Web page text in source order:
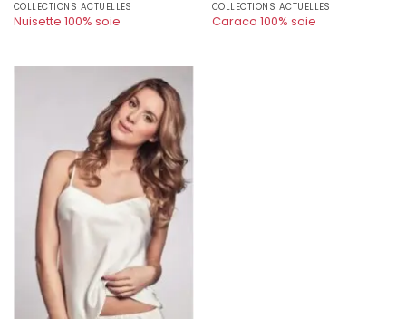
COLLECTIONS ACTUELLES
Nuisette 100% soie
COLLECTIONS ACTUELLES
Caraco 100% soie